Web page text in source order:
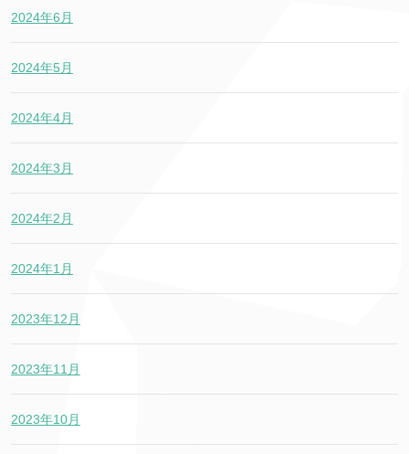
2024年6月
2024年5月
2024年4月
2024年3月
2024年2月
2024年1月
2023年12月
2023年11月
2023年10月